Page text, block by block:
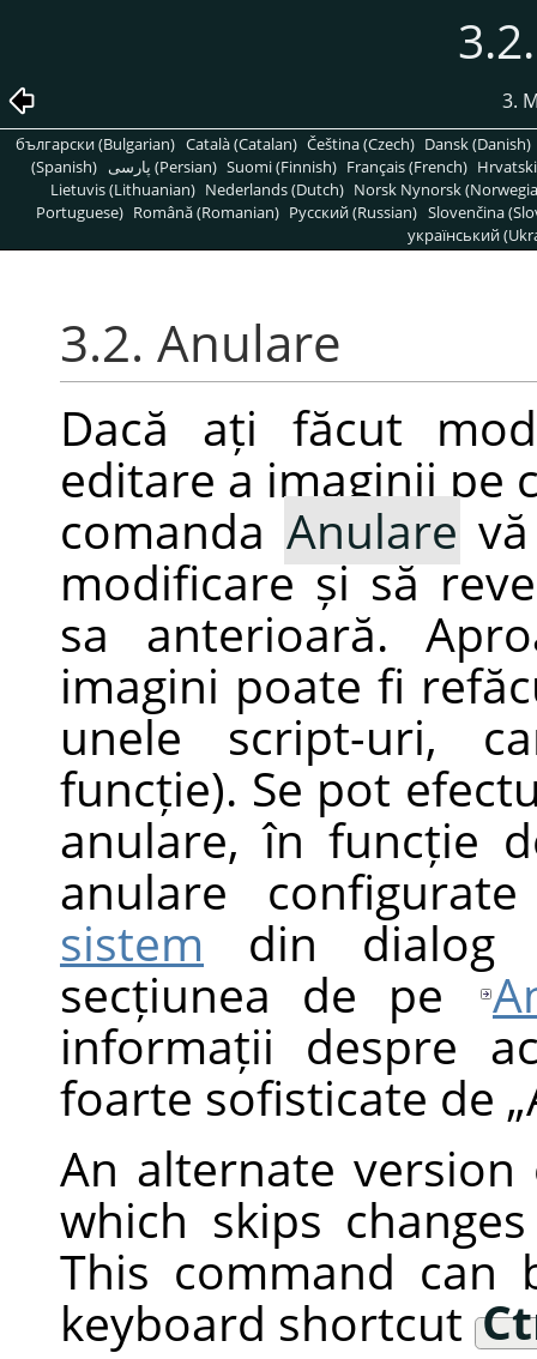
3.
български (Bulgarian) Català (Catalan) Čeština (Czech) Dansk (Danish)
(Spanish)
پارسی (Persian) Suomi (Finnish) Français (French)
Lietuvis (Lithuanian) Nederlands (Dutch) Norsk Nynorsk
Portuguese) Română (Romanian) Pусский (Russian) Slovenčina
український
3.2. Anulare
Dacă ați făcut
editare a imaginii pe
comanda Anulare
modificare și să
sa anterioară.
imagini poate fi
unele script-uri,
funcție). Se pot
anulare, în funcție
anulare
sistem din dialog
secțiunea de pe
informații despre
foarte sofisticate de „
An alternate
which skips
This command can
keyboard shortcut